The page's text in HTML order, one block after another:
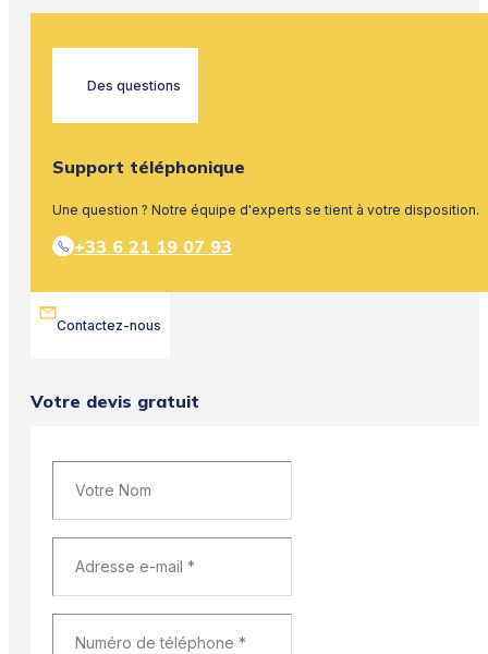
Des questions
Support téléphonique
Une question ? Notre équipe d'experts se tient à votre disposition.
+33 6 21 19 07 93
Contactez-nous
Votre devis gratuit